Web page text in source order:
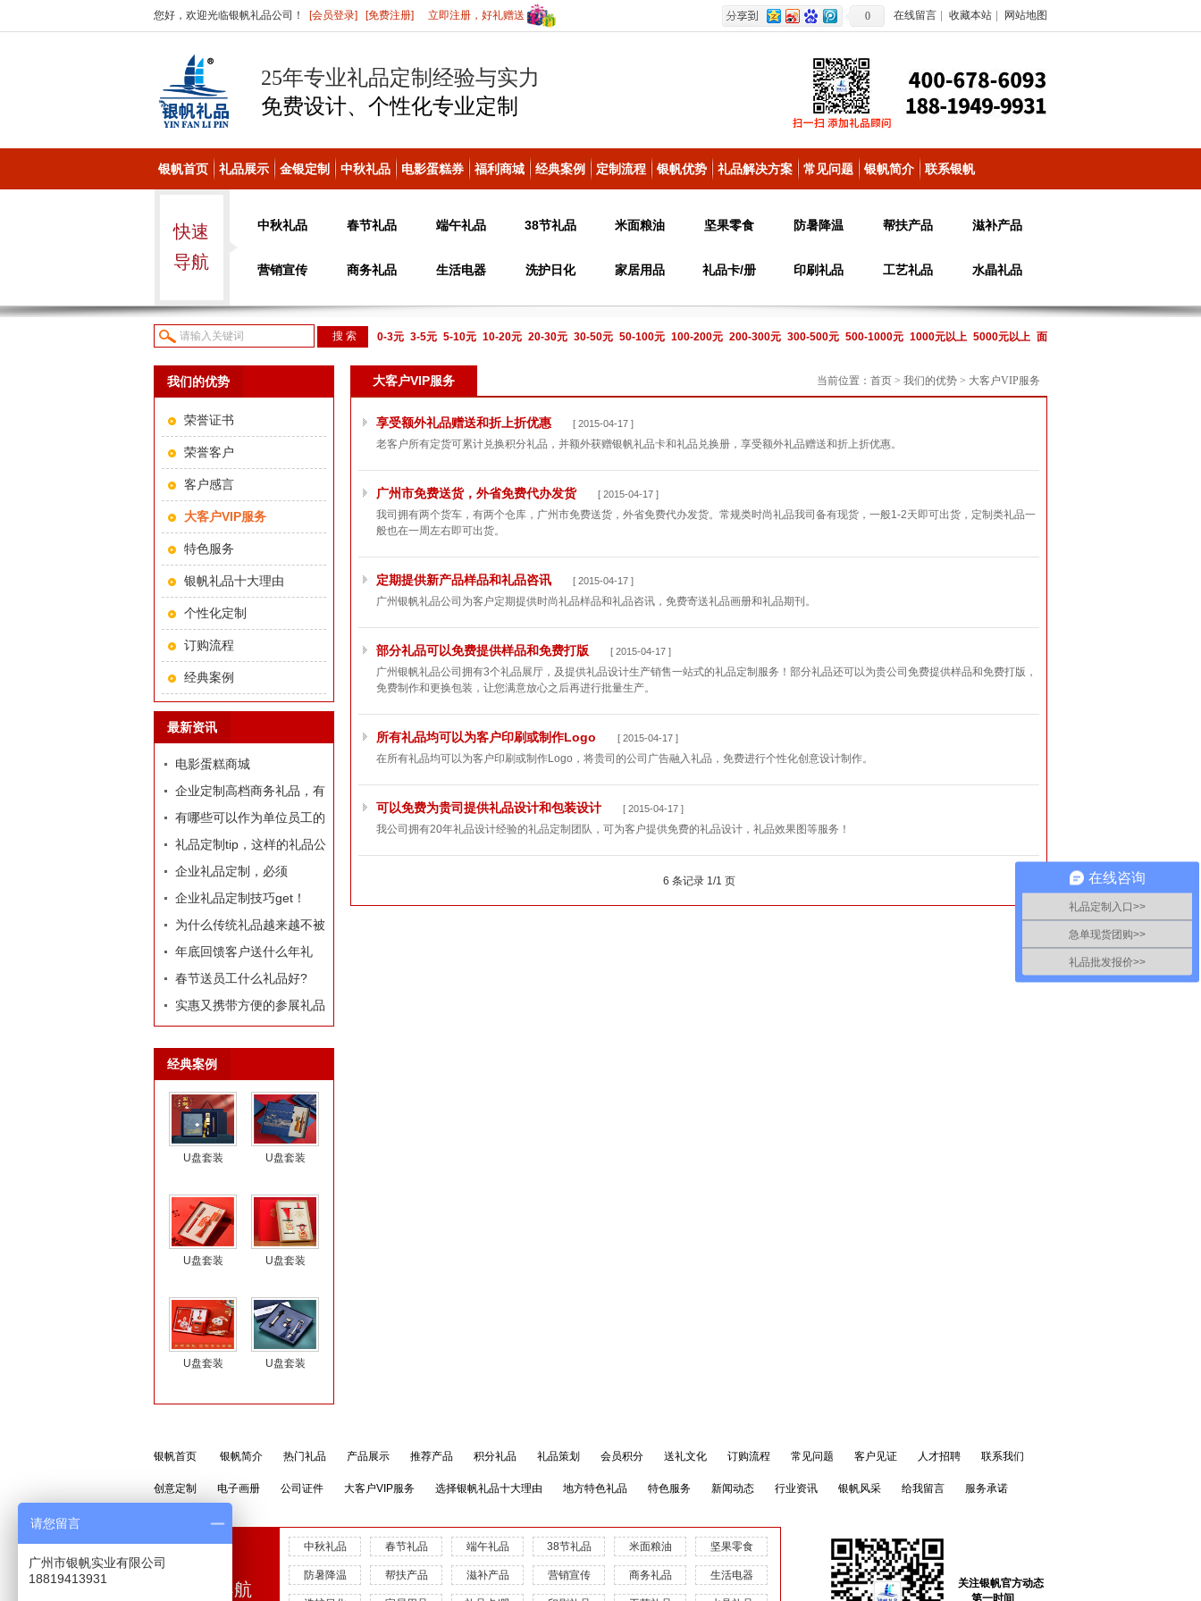
您好，欢迎光临银帆礼品公司！ [会员登录] [免费注册] 立即注册，好礼赠送 在线留言 收藏本站 网站地图
0
25年专业礼品定制经验与实力
免费设计、个性化专业定制
银帆首页 礼品展示 金银定制 中秋礼品 电影蛋糕券 福利商城 经典案例 定制流程 银帆优势 礼品解决方案 常见问题 银帆简介 联系银帆
快速
导航
中秋礼品 春节礼品 端午礼品 38节礼品 米面粮油 坚果零食 防暑降温 帮扶产品 滋补产品
营销宣传 商务礼品 生活电器 洗护日化 家居用品 礼品卡/册 印刷礼品 工艺礼品 水晶礼品
0-3元 3-5元 5-10元 10-20元 20-30元 30-50元 50-100元 100-200元 200-300元 300-500元 500-1000元 1000元以上 5000元以上 面
议或电话咨询
我们的优势
荣誉证书
荣誉客户
客户感言
大客户VIP服务
特色服务
银帆礼品十大理由
个性化定制
订购流程
经典案例
最新资讯
电影蛋糕商城
企业定制高档商务礼品，有
哪些推荐？
有哪些可以作为单位员工的
定制礼品？
礼品定制tip，这样的礼品公
司我才爱！
企业礼品定制，必须
有“里”、有“面”
企业礼品定制技巧get！
为什么传统礼品越来越不被
选择了
年底回馈客户送什么年礼
好?
春节送员工什么礼品好?
实惠又携带方便的参展礼品
经典案例
U盘套装 U盘套装
U盘套装 U盘套装
U盘套装 U盘套装
大客户VIP服务 当前位置： 首页 > 我们的优势 > 大客户VIP服务
享受额外礼品赠送和折上折优惠 [ 2015-04-17 ]
老客户所有定货可累计兑换积分礼品，并额外获赠银帆礼品卡和礼品兑换册，享受额外礼品赠送和折上折优惠。
广州市免费送货，外省免费代办发货 [ 2015-04-17 ]
我司拥有两个货车，有两个仓库，广州市免费送货，外省免费代办发货。常规类时尚礼品我司备有现货，一般1-2天即可出货，定制类礼品一
般也在一周左右即可出货。
定期提供新产品样品和礼品咨讯 [ 2015-04-17 ]
广州银帆礼品公司为客户定期提供时尚礼品样品和礼品咨讯，免费寄送礼品画册和礼品期刊。
部分礼品可以免费提供样品和免费打版 [ 2015-04-17 ]
广州银帆礼品公司拥有3个礼品展厅，及提供礼品设计生产销售一站式的礼品定制服务！部分礼品还可以为贵公司免费提供样品和免费打版，
免费制作和更换包装，让您满意放心之后再进行批量生产。
所有礼品均可以为客户印刷或制作Logo [ 2015-04-17 ]
在所有礼品均可以为客户印刷或制作Logo，将贵司的公司广告融入礼品，免费进行个性化创意设计制作。
可以免费为贵司提供礼品设计和包装设计 [ 2015-04-17 ]
我公司拥有20年礼品设计经验的礼品定制团队，可为客户提供免费的礼品设计，礼品效果图等服务！
6 条记录 1/1 页
银帆首页 银帆简介 热门礼品 产品展示 推荐产品 积分礼品 礼品策划 会员积分 送礼文化 订购流程 常见问题 客户见证 人才招聘 联系我们
创意定制 电子画册 公司证件 大客户VIP服务 选择银帆礼品十大理由 地方特色礼品 特色服务 新闻动态 行业资讯 银帆风采 给我留言 服务承诺
快速导航
中秋礼品 春节礼品 端午礼品 38节礼品 米面粮油 坚果零食
防暑降温 帮扶产品 滋补产品 营销宣传 商务礼品 生活电器
关注银帆官方动态
第一时间
在线咨询
礼品定制入口>>
急单现货团购>>
礼品批发报价>>
请您留言
广州市银帆实业有限公司
18819413931